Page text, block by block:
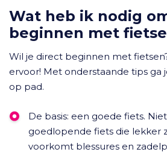
Wat heb ik nodig
beginnen met
Wil je direct beginnen met
ervoor! Met onderstaande tips ga
op pad.
De basis: een goede fiets.
goedlopende fiets die lekker
voorkomt blessures en